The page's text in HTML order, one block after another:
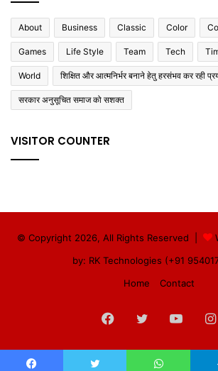
About Business Classic Color
Games Life Style Team Tech
World शिक्षित और आत्मनिर्भर बनाने हेतु हरसंभव कर रही
सरकार अनुसूचित समाज को सशक्त
VISITOR COUNTER
© Copyright 2026, All Rights Reserved |
by: RK Technologies (+91
Home
Contact
Facebook
Twitter